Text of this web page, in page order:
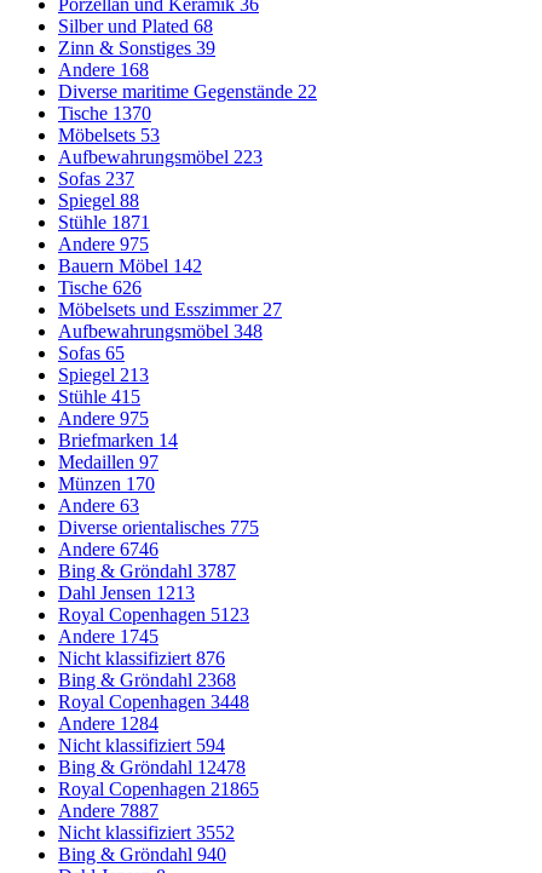
Silber und Plated 68
Zinn & Sonstiges 39
Andere 168
Diverse maritime Gegenstände 22
Tische 1370
Möbelsets 53
Aufbewahrungsmöbel 223
Sofas 237
Spiegel 88
Stühle 1871
Andere 975
Bauern Möbel 142
Tische 626
Möbelsets und Esszimmer 27
Aufbewahrungsmöbel 348
Sofas 65
Spiegel 213
Stühle 415
Andere 975
Briefmarken 14
Medaillen 97
Münzen 170
Andere 63
Diverse orientalisches 775
Andere 6746
Bing & Gröndahl 3787
Dahl Jensen 1213
Royal Copenhagen 5123
Andere 1745
Nicht klassifiziert 876
Bing & Gröndahl 2368
Royal Copenhagen 3448
Andere 1284
Nicht klassifiziert 594
Bing & Gröndahl 12478
Royal Copenhagen 21865
Andere 7887
Nicht klassifiziert 3552
Bing & Gröndahl 940